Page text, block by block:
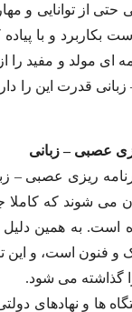
حتی از توانایی و
بکاربرد و با
ای مولد و مفید
قدرت این را
عصبی – زبانی
ریزی عصبی –
می شوند که کاملا
به همین دلیل
و فنون است، و
گذاشته می شود.
ها و نهادهای